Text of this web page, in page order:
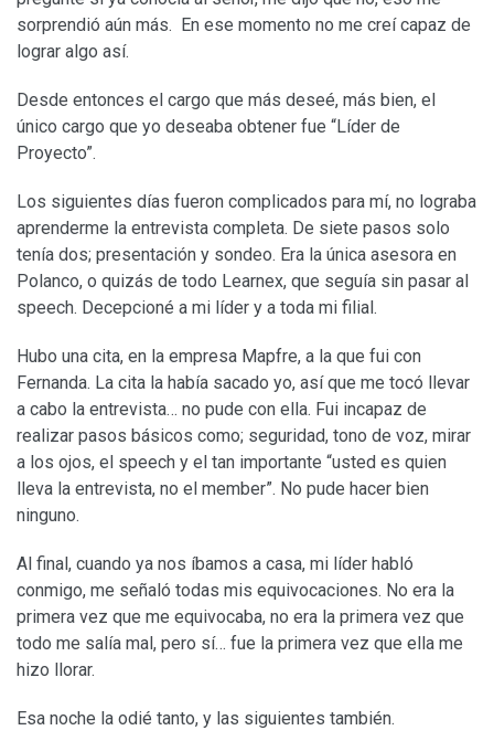
sorprendió aún más. En ese momento no me creí capaz de
lograr algo así.
Desde entonces el cargo que más deseé, más bien, el
único cargo que yo deseaba obtener fue “Líder de
Proyecto”.
Los siguientes días fueron complicados para mí, no lograba
aprenderme la entrevista completa. De siete pasos solo
tenía dos; presentación y sondeo. Era la única asesora en
Polanco, o quizás de todo Learnex, que seguía sin pasar al
speech. Decepcioné a mi líder y a toda mi filial.
Hubo una cita, en la empresa Mapfre, a la que fui con
Fernanda. La cita la había sacado yo, así que me tocó llevar
a cabo la entrevista… no pude con ella. Fui incapaz de
realizar pasos básicos como; seguridad, tono de voz, mirar
a los ojos, el speech y el tan importante “usted es quien
lleva la entrevista, no el member”. No pude hacer bien
ninguno.
Al final, cuando ya nos íbamos a casa, mi líder habló
conmigo, me señaló todas mis equivocaciones. No era la
primera vez que me equivocaba, no era la primera vez que
todo me salía mal, pero sí… fue la primera vez que ella me
hizo llorar.
Esa noche la odié tanto, y las siguientes también.